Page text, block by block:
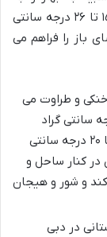
ارمغان می آورد. میانگین دما در این فصل بین ۱۵ تا ۲۶ درجه سانتی
باز را فراهم می
خنکی و طراوت می
دمای روزانه بین ۲۰ تا ۲۵ درجه سانتی گراد
است، در حالی که شب ها هوا به حدود ۱۵ تا ۲۰ درجه سانتی
در کنار ساحل و
و شور و هیجان
در دبی